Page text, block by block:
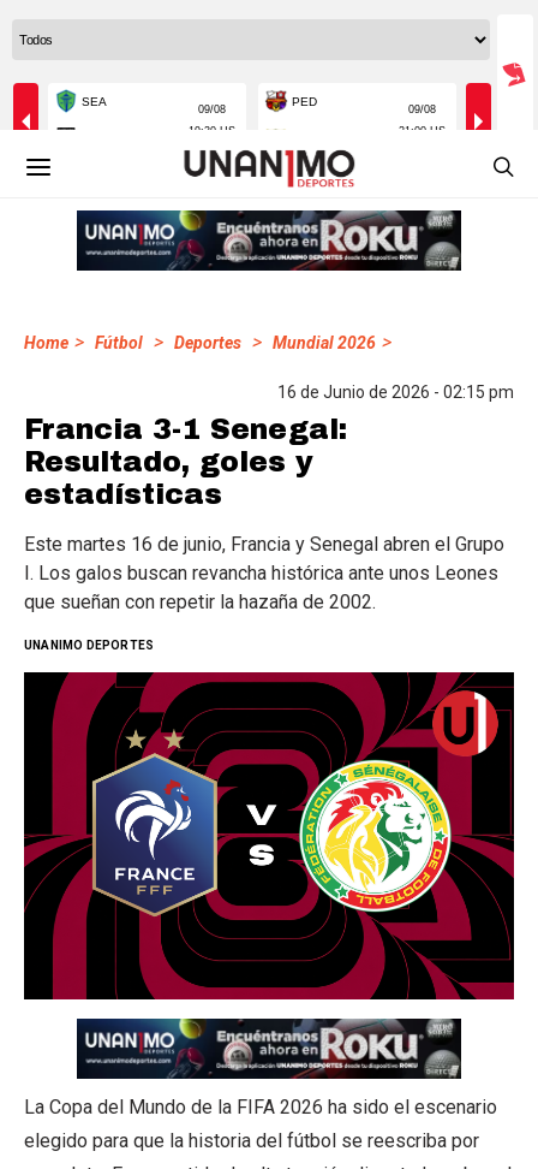
Home > Fútbol > Deportes > Mundial 2026 >
16 de Junio de 2026 - 02:15 pm
Francia 3-1 Senegal:
Resultado, goles y
estadísticas
Este martes 16 de junio, Francia y Senegal abren el Grupo
I. Los galos buscan revancha histórica ante unos Leones
que sueñan con repetir la hazaña de 2002.
UNANIMO DEPORTES
La Copa del Mundo de la FIFA 2026 ha sido el escenario
elegido para que la historia del fútbol se reescriba por